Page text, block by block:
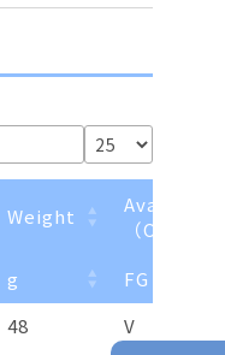
Weight
Available
（
g FG
Weight
Available
（
g FG
48 V